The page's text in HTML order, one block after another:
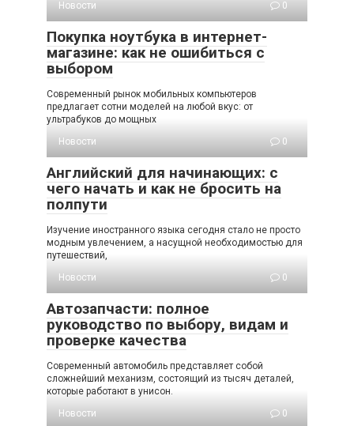
Новости
0
Покупка ноутбука в интернет-
магазине: как не ошибиться с
выбором
Современный рынок мобильных компьютеров
предлагает сотни моделей на любой вкус: от
ультрабуков до мощных
Новости
0
Английский для начинающих: с
чего начать и как не бросить на
полпути
Изучение иностранного языка сегодня стало не просто
модным увлечением, а насущной необходимостью для
путешествий,
Новости
0
Автозапчасти: полное
руководство по выбору, видам и
проверке качества
Современный автомобиль представляет собой
сложнейший механизм, состоящий из тысяч деталей,
которые работают в унисон.
Новости
0